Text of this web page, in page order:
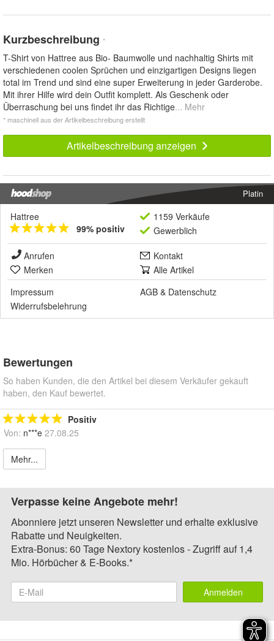
Kurzbeschreibung *
T-Shirt von Hattree aus Bio- Baumwolle und nachhaltig Shirts mit
verschiedenen coolen Sprüchen und einzigartigen Designs liegen
total im Trend und sind eine super Erweiterung in jeder Garderobe.
Mit ihrer Hilfe wird dein Outfit komplett. Als Geschenk oder
Überraschung bei uns findet ihr das Richtige... Mehr
* maschinell aus der Artikelbeschreibung erstellt
Artikelbeschreibung anzeigen
Platin
Hattree
99% positiv
1159 Verkäufe
Gewerblich
Anrufen
Kontakt
Merken
Alle Artikel
Impressum
AGB & Datenschutz
Widerrufsbelehrung
Bewertungen
So haben Kunden, die den Artikel bei diesem Verkäufer gekauft
haben, den Kauf bewertet.
Positiv
Von: n***e 27.08.25
Mehr...
Verpasse keine Angebote mehr!
Abonniere jetzt unseren Newsletter und erhalte exklusive
Rabatte und Neuigkeiten.
Extra-Bonus: 60 Tage Nextory kostenlos - Zugriff auf 1,4
Mio. Hörbücher & E-Books.*
Anmelden